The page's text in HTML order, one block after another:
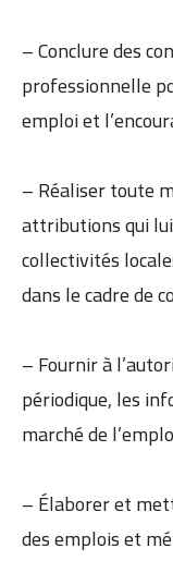
– Conclure des
professionnelle
emploi et
– Réaliser toute
attributions qui
collectivités
dans le cadre de
– Fournir à
périodique, les
marché de
– Élaborer et
des emplois et